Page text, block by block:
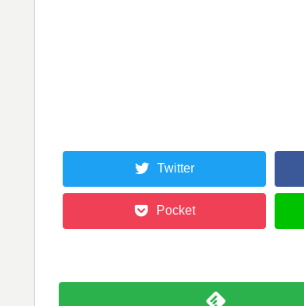
Twitter
Pocket